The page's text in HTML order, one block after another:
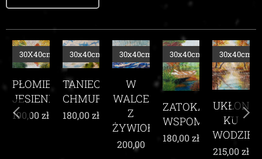
TANIEC
CHMUR
30x40cm
180,00zł
W
WALCE
Z
ŻYWIOŁEM
30x40cm
ZATOKA
WSPOMNIEŃ
30x40cm
UKŁON
KU
WODZIE
30x40cm
WŚRÓD
MAKÓW
30x40cm
210,00zł